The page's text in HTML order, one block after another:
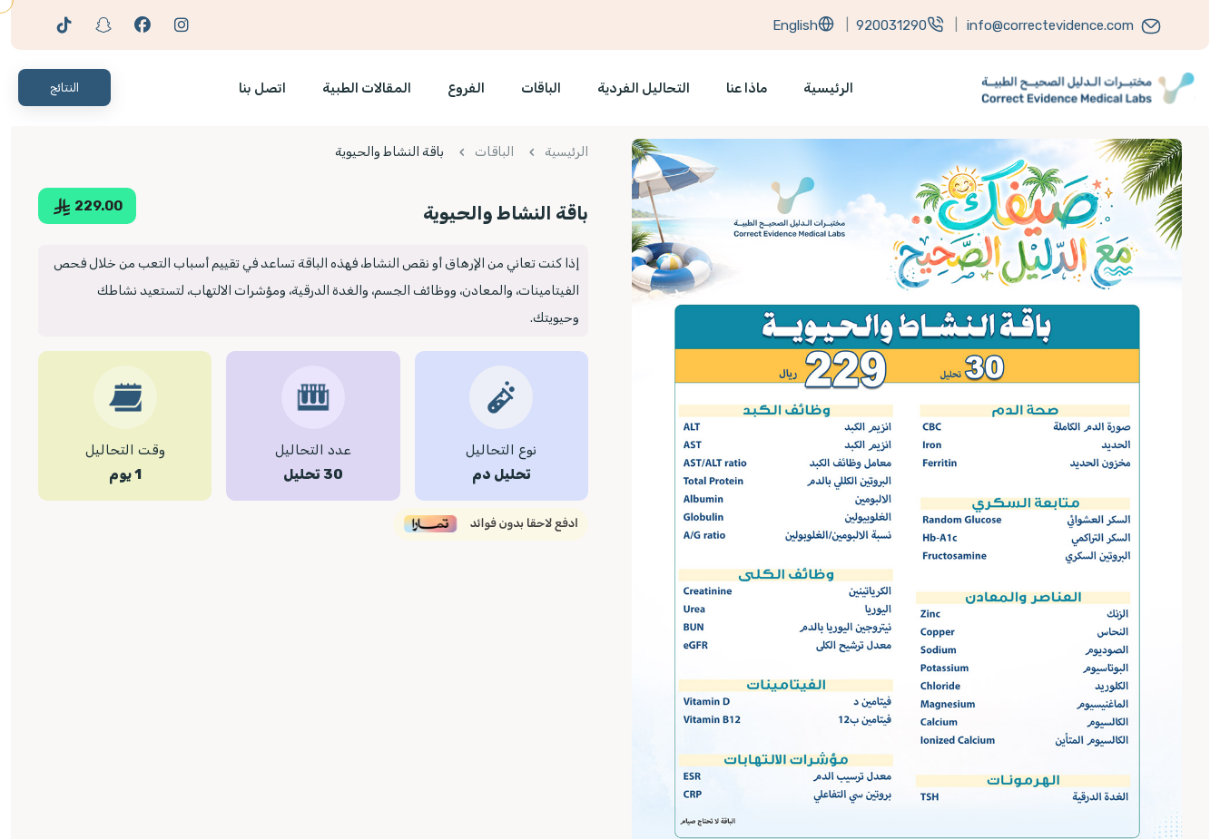
info@correctevidence.com
920031290
English
الرئيسية ماذا عنا التحاليل الفردية الباقات الفروع المقالات الطبية اتصل بنا النتائج
الرئيسية الباقات باقة النشاط والحيوية
باقة النشاط والحيوية 229.00
إذا كنت تعاني من الإرهاق أو نقص النشاط، فهذه الباقة تساعد في تقييم أسباب التعب من خلال فحص
الفيتامينات، والمعادن، ووظائف الجسم، والغدة الدرقية، ومؤشرات الالتهاب، لتستعيد نشاطك
وحيويتك.
نوع التحاليل
تحليل دم
عدد التحاليل
30 تحليل
وقت التحاليل
1 يوم